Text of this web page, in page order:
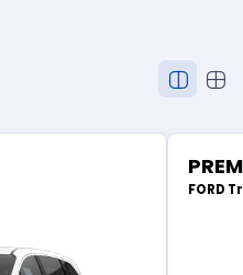
FORD